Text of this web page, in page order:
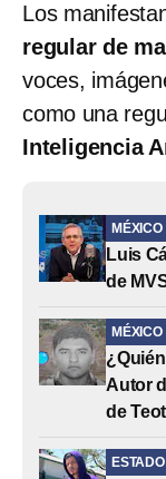
Los
regular de
voces,
como una
Inteligencia
MÉXICO
Luis
de
MÉXICO
Autor
de